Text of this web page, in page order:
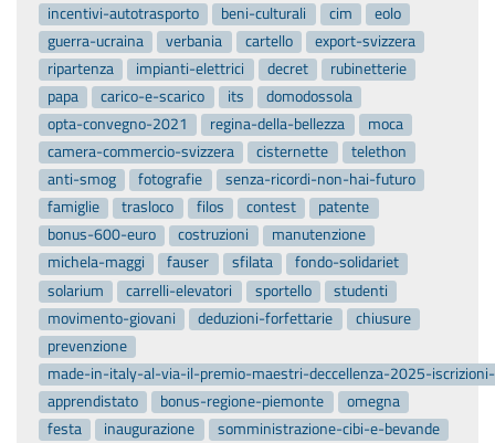
incentivi-autotrasporto
beni-culturali cim
eolo
guerra-ucraina
verbania cartello
export-svizzera
ripartenza
impianti-elettrici decret
rubinetterie
papa
carico-e-scarico its
domodossola
opta-convegno-2021
regina-della-bellezza
moca
camera-commercio-svizzera
cisternette
telethon
anti-smog
fotografie
senza-ricordi-non-hai-futuro
famiglie
trasloco filos contest
patente
bonus-600-euro
costruzioni
manutenzione
michela-maggi
fauser sfilata
fondo-solidariet
solarium
carrelli-elevatori sportello
studenti
movimento-giovani
deduzioni-forfettarie
chiusure
prevenzione
made-in-italy-al-via-il-premio-maestri-deccellenza-2025-
apprendistato
bonus-regione-piemonte
omegna
festa
inaugurazione
somministrazione-cibi-e-bevande